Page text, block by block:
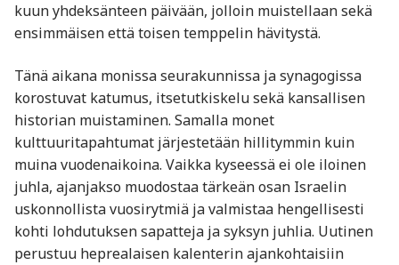
kuun yhdeksänteen päivään, jolloin muistellaan sekä
ensimmäisen että toisen temppelin hävitystä.
Tänä aikana monissa seurakunnissa ja synagogissa
korostuvat katumus, itsetutkiskelu sekä kansallisen
historian muistaminen. Samalla monet
kulttuuritapahtumat järjestetään hillitymmin kuin
muina vuodenaikoina. Vaikka kyseessä ei ole iloinen
juhla, ajanjakso muodostaa tärkeän osan Israelin
uskonnollista vuosirytmiä ja valmistaa hengellisesti
kohti lohdutuksen sapatteja ja syksyn juhlia. Uutinen
perustuu heprealaisen kalenterin ajankohtaisiin